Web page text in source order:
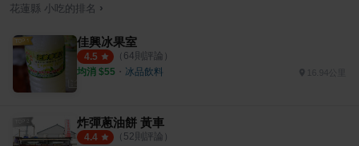
花蓮縣 小吃 的排名 ›
佳興冰果室
4.5 （ 64則評論）
均消 $55 ・ 冰品飲料 16.94公里
炸彈蔥油餅 黃車
4.4 （ 52則評論）